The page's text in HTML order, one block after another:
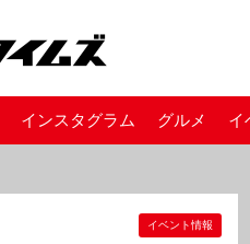
インスタグラム グルメ イ
イベント情報